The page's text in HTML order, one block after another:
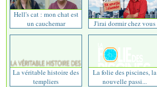
Hell's cat : mon chat est
un cauchemar
J'irai dormir chez vous
La véritable histoire des
templiers
La folie des piscines, la
nouvelle passi...